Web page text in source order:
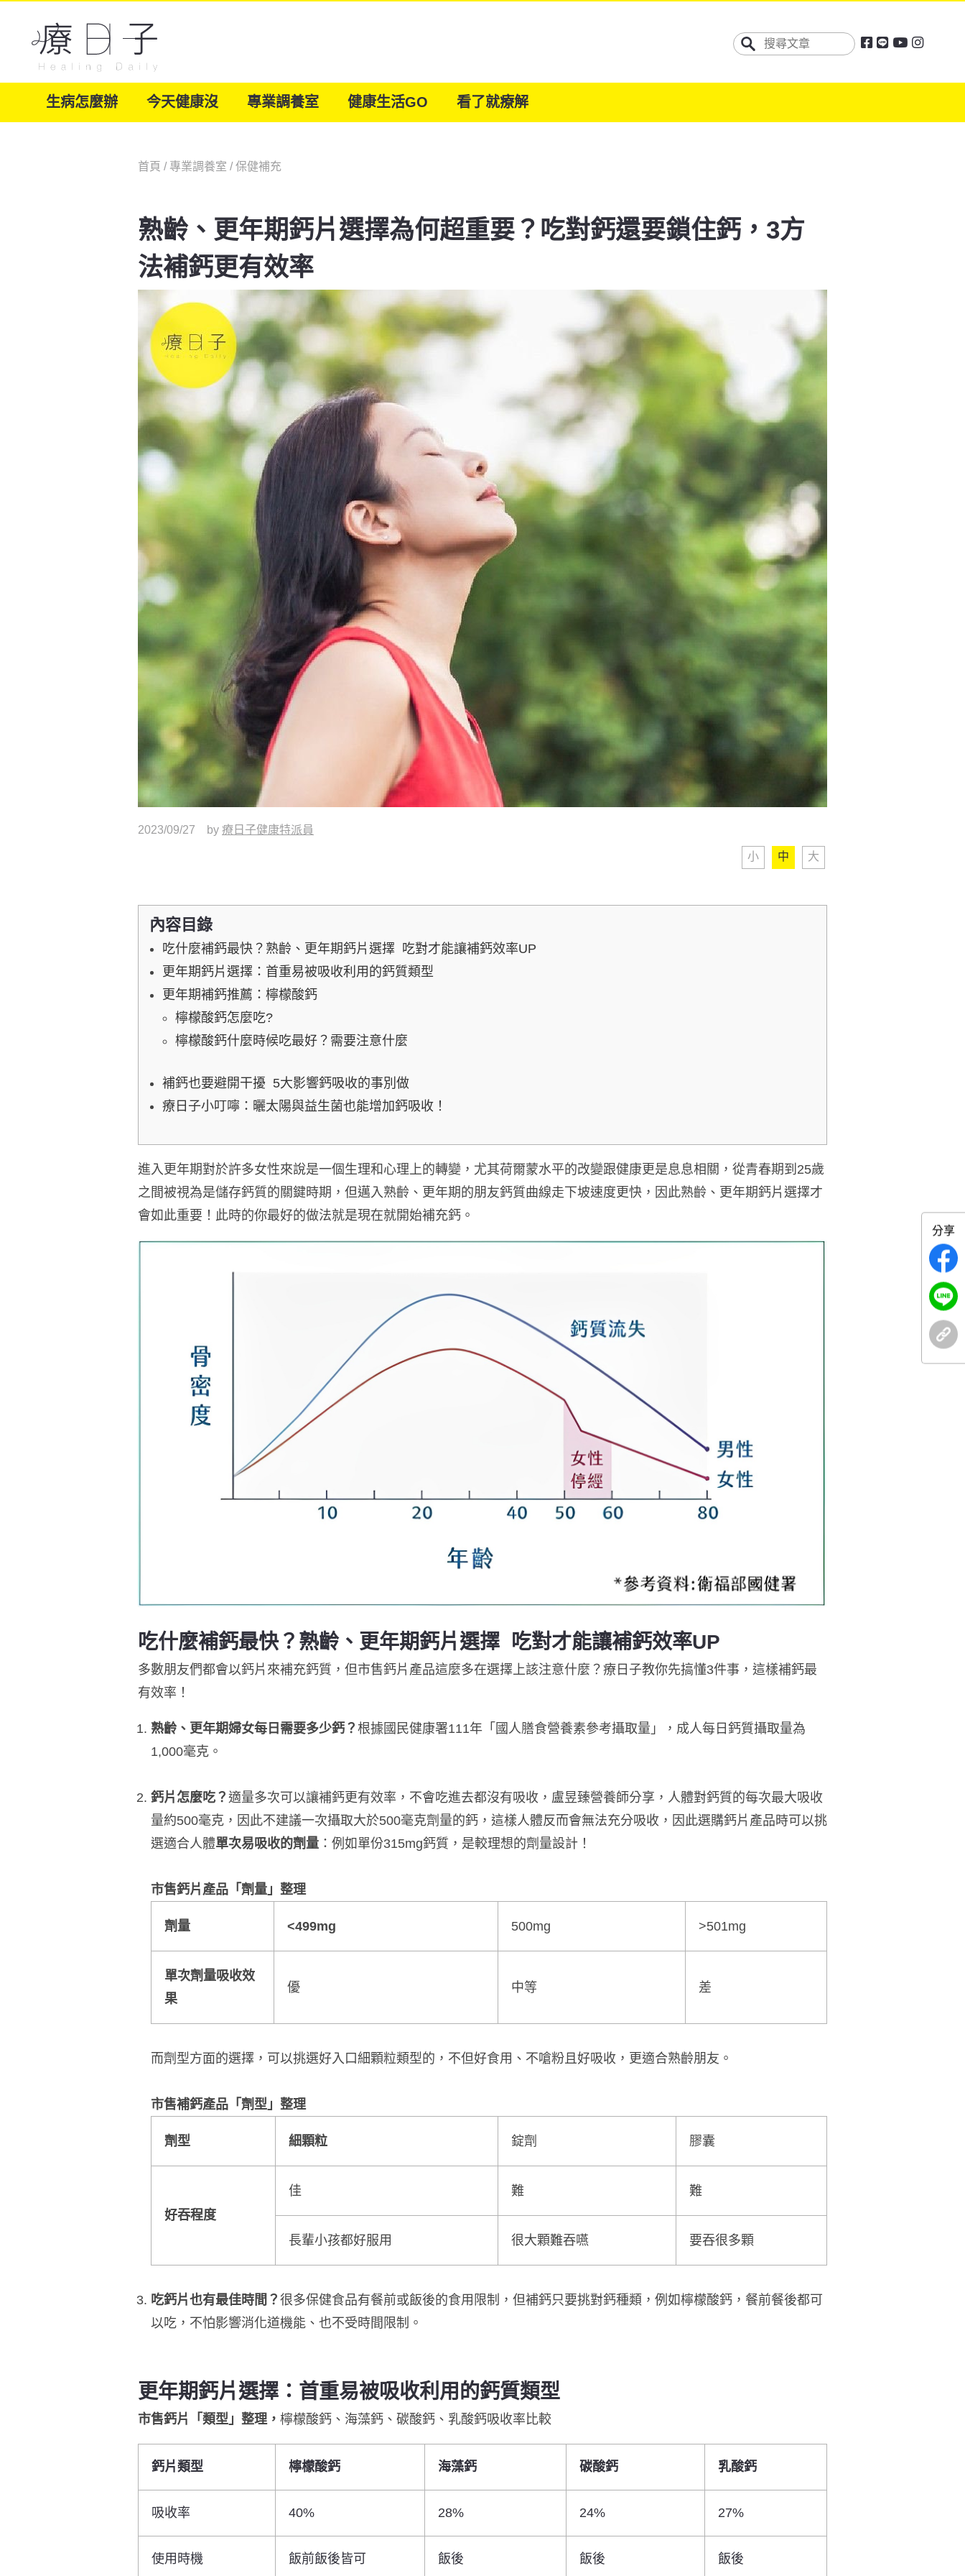
生病怎麼辦 今天健康沒 專業調養室 健康生活GO 看了就療解
首頁 /專業調養室 /保健補充
熟齡、更年期鈣片選擇為何超重要？吃對鈣還要鎖住鈣，3方
法補鈣更有效率
2023/09/27 by 療日子健康特派員
小 中 大
內容目錄
吃什麼補鈣最快？熟齡、更年期鈣片選擇 吃對才能讓補鈣效率UP
更年期鈣片選擇：首重易被吸收利用的鈣質類型
更年期補鈣推薦：檸檬酸鈣
檸檬酸鈣怎麼吃?
檸檬酸鈣什麼時候吃最好？需要注意什麼
補鈣也要避開干擾 5大影響鈣吸收的事別做
療日子小叮嚀：曬太陽與益生菌也能增加鈣吸收！
進入更年期對於許多女性來說是一個生理和心理上的轉變，尤其荷爾蒙水平的改變跟健康更是息息相關，從青春期到25歲
之間被視為是儲存鈣質的關鍵時期，但邁入熟齡、更年期的朋友鈣質曲線走下坡速度更快，因此熟齡、更年期鈣片選擇才
會如此重要！此時的你最好的做法就是現在就開始補充鈣。
吃什麼補鈣最快？熟齡、更年期鈣片選擇 吃對才能讓補鈣效率UP
多數朋友們都會以鈣片來補充鈣質，但市售鈣片產品這麼多在選擇上該注意什麼？療日子教你先搞懂3件事，這樣補鈣最
有效率！
熟齡、更年期婦女每日需要多少鈣？ 根據國民健康署111年「國人膳食營養素參考攝取量」，成人每日鈣質攝取量為
1,000毫克。
鈣片怎麼吃？ 適量多次可以讓補鈣更有效率，不會吃進去都沒有吸收，盧昱臻營養師分享，人體對鈣質的每次最大吸收
量約500毫克，因此不建議一次攝取大於500毫克劑量的鈣，這樣人體反而會無法充分吸收，因此選購鈣片產品時可以挑
選適合人體單次易吸收的劑量 ： 例如單份315mg鈣質，是較理想的劑量設計！
市售鈣片產品 「劑量」整理
劑量 <499mg 500mg >501mg
單次劑量吸收效
果
優 中等 差
而劑型方面的選擇，可以挑選好入口細顆粒類型的，不但好食用、不嗆粉且好吸收，更適合熟齡朋友。
市售補鈣產品「劑型」整理
劑型 細顆粒 錠劑 膠囊
好吞程度
佳 難 難
長輩小孩都好服用 很大顆難吞嚥 要吞很多顆
吃鈣片也有最佳時間？ 很多保健食品有餐前或飯後的食用限制，但補鈣只要挑對鈣種類，例如檸檬酸鈣，餐前餐後都可
以吃，不怕影響消化道機能、也不受時間限制。
更年期鈣片選擇： 首重易被吸收利用的鈣質類型
市售鈣片「類型」整理， 檸檬酸鈣、海藻鈣、碳酸鈣、乳酸鈣吸收率比較
鈣片類型 檸檬酸鈣 海藻鈣 碳酸鈣 乳酸鈣
吸收率 40% 28% 24% 27%
使用時機 飯前飯後皆可 飯後 飯後 飯後
分享